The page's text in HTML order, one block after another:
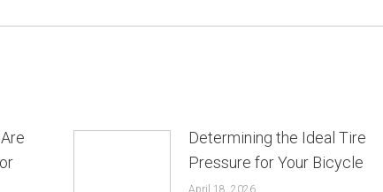
Determining the Ideal Tire
Pressure for Your Bicycle
April 18, 2026